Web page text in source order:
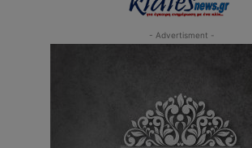
- Advertisment -